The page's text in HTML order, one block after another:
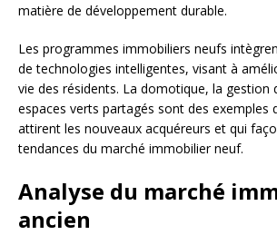
matière de développement durable.
Les programmes immobiliers neufs
de technologies intelligentes, visant à
vie des résidents. La domotique, la gestion
espaces verts partagés sont des exemples
attirent les nouveaux acquéreurs et qui
tendances du marché immobilier neuf.
Analyse du marché
ancien